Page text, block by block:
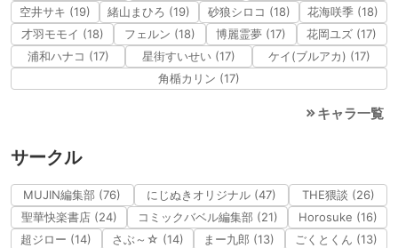
空井サキ (19)
緒山まひろ (19) 砂狼シロコ (18)
花海咲季 (18)
才羽モモイ (18)
フェルン (18) 博麗霊夢 (17)
花岡ユズ (17)
浦和ハナコ (17)
星街すいせい (17)
ケイ(ブルアカ) (17)
角楯カリン (17)
キャラ一覧
サークル
MUJIN編集部 (76) にじぬきオリジナル (47)
THE猥談 (26)
聖華快楽書店 (24)
コミックバベル編集部 (21)
Horosuke (16)
超ジロー (14)
さぶ～☆ (14) まー九郎 (13)
ごくとくん (13)